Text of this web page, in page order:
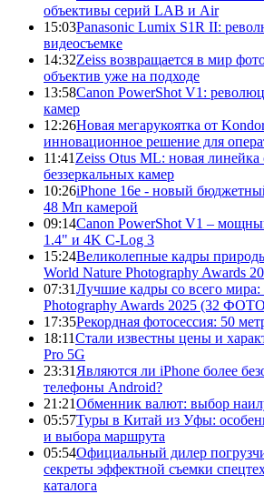
объективы серий LAB и Air
15:03Panasonic Lumix S1R II:
видеосъемке
14:32Zeiss возвращается в мир
объектив уже на подходе
13:58Canon PowerShot V1:
камер
12:26Новая мегарукоятка от
инновационное решение для
11:41 Zeiss Otus ML: новая линейка
беззеркальных камер
10:26iPhone 16e - новый
48 Мп камерой
09:14Canon PowerShot V1 –
1.4" и 4K C-Log 3
15:24Великолепные кадры
World Nature Photography Awards
07:31Лучшие кадры со всего мира:
Photography Awards 2025 (32
17:35Рекордная фотосессия: 50
18:11Стали известны цены и
Pro 5G
23:31 Являются ли iPhone более
телефоны Android?
21:21Обменник валют: выбор
05:57Туры в Китай из Уфы:
и выбора маршрута
05:54Официальный дилер
секреты эффектной съемки
каталога